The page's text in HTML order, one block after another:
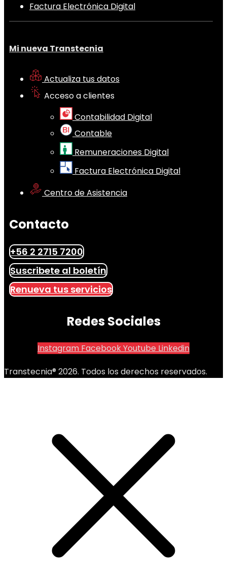
Factura Electrónica Digital
Mi nueva Transtecnia
Actualiza tus datos
Acceso a clientes
Contabilidad Digital
Contable
Remuneraciones Digital
Factura Electrónica Digital
Centro de Asistencia
Contacto
+56 2 2715 7200
Suscribete al boletín
Renueva tus servicios
Redes Sociales
Instagram FacebookYoutube Linkedin
Transtecnia® 2026. Todos los derechos reservados.